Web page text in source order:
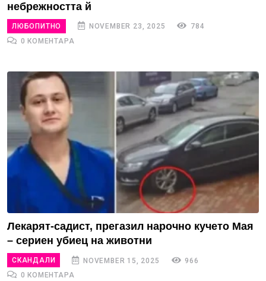
небрежността й
ЛЮБОПИТНО NOVEMBER 23, 2025
784
0 КОМЕНТАРА
Лекарят-садист, прегазил нарочно кучето Мая
– сериен убиец на животни
СКАНДАЛИ NOVEMBER 15, 2025
966
0 КОМЕНТАРА